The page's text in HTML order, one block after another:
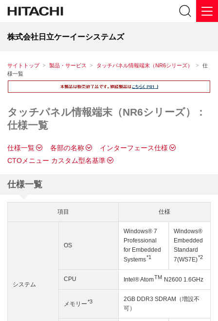
株式会社日立ケーイーシステムズ
サイトトップ 製品・サービス タッチパネル情報端末（NR6シリーズ）
仕
様一覧
タッチパネル情報端末（NR6シリーズ）：
仕様一覧
仕様一覧 各部の名称
インターフェース仕様
CTOメニュー カスタム型名基準
仕様一覧
項目 仕様
システム
OS
Windows® 7
Professional
for Embedded
Systems*1
Windows®
Embedded
Standard
7(WS7E)*2
CPU Intel® AtomTM N2600 1.6GHz
メモリー*3
2GB DDR3 SDRAM（増設不
可）